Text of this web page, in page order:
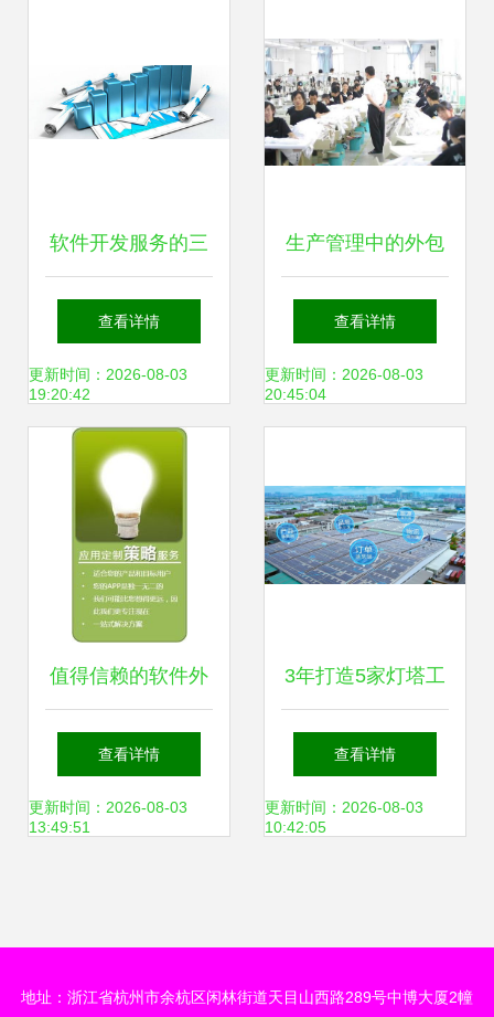
务平台”认证
软件开发服务的三
种不同形式，你会
选择哪种？
查看详情
更新时间：2026-08-03
19:20:42
生产管理中的外包
策略 以永凯软件技
术与上海软件开发
查看详情
更新时间：2026-08-03
20:45:04
值得信赖的软件外
包服务商 践行3P
模型开发的核心优
查看详情
更新时间：2026-08-03
13:49:51
3年打造5家灯塔工
厂！“带灵魂”的工
业软件提供底座软
查看详情
更新时间：2026-08-03
10:42:05
地址：浙江省杭州市余杭区闲林街道天目山西路289号中博大厦2幢